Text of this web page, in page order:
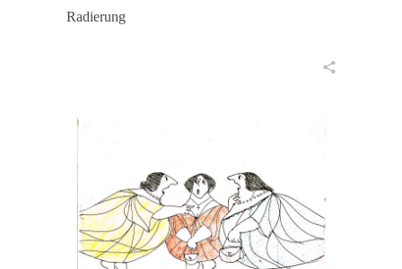
Radierung